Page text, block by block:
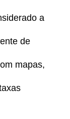
a
de
mapas,